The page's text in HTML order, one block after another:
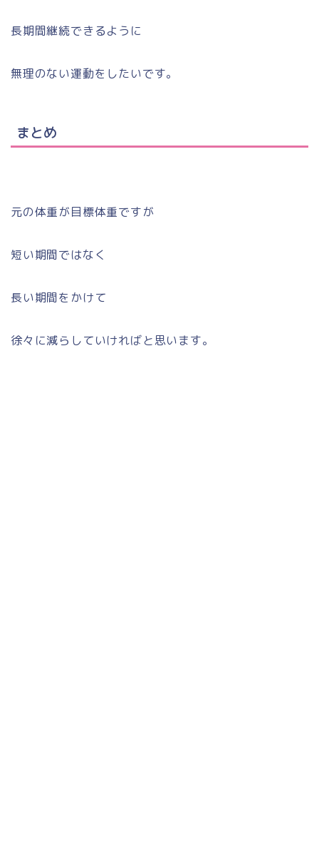
長期間継続できるように
無理のない運動をしたいです。
まとめ
元の体重が目標体重ですが
短い期間ではなく
長い期間をかけて
徐々に減らしていければと思います。